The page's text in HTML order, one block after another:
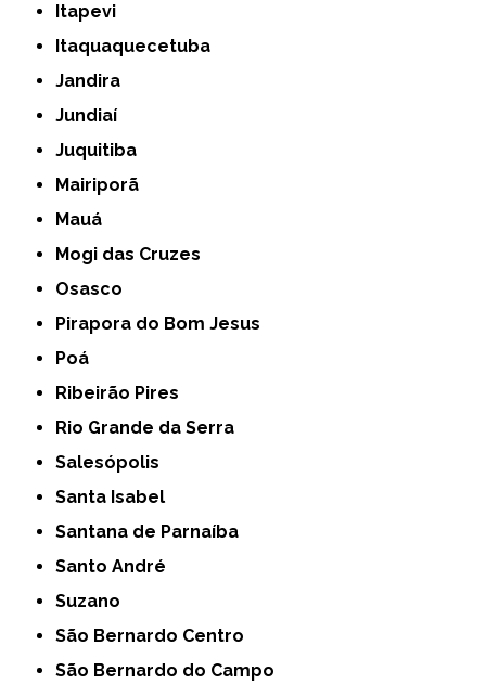
Itapevi
Itaquaquecetuba
Jandira
Jundiaí
Juquitiba
Mairiporã
Mauá
Mogi das Cruzes
Osasco
Pirapora do Bom Jesus
Poá
Ribeirão Pires
Rio Grande da Serra
Salesópolis
Santa Isabel
Santana de Parnaíba
Santo André
Suzano
São Bernardo Centro
São Bernardo do Campo